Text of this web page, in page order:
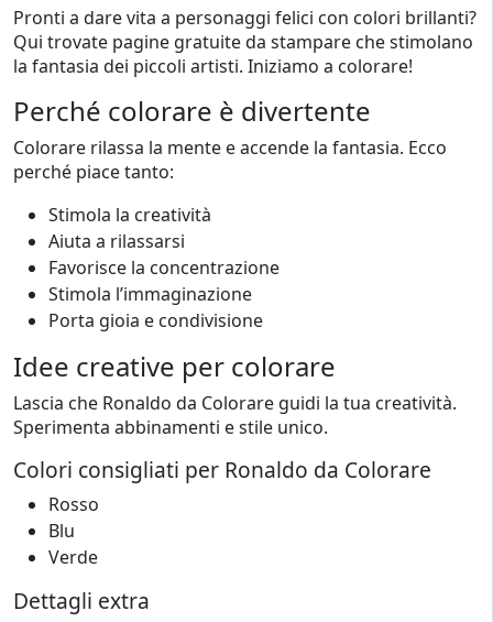
Pronti a dare vita a personaggi felici con colori brillanti?
Qui trovate pagine gratuite da stampare che stimolano
la fantasia dei piccoli artisti. Iniziamo a colorare!
Perché colorare è divertente
Colorare rilassa la mente e accende la fantasia. Ecco
perché piace tanto:
Stimola la creatività
Aiuta a rilassarsi
Favorisce la concentrazione
Stimola l’immaginazione
Porta gioia e condivisione
Idee creative per colorare
Lascia che Ronaldo da Colorare guidi la tua creatività.
Sperimenta abbinamenti e stile unico.
Colori consigliati per Ronaldo da Colorare
Rosso
Blu
Verde
Dettagli extra